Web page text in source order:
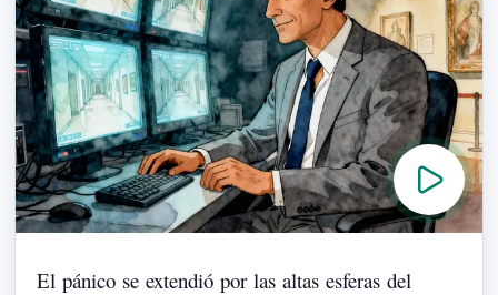
El pánico se extendió por las altas esferas del